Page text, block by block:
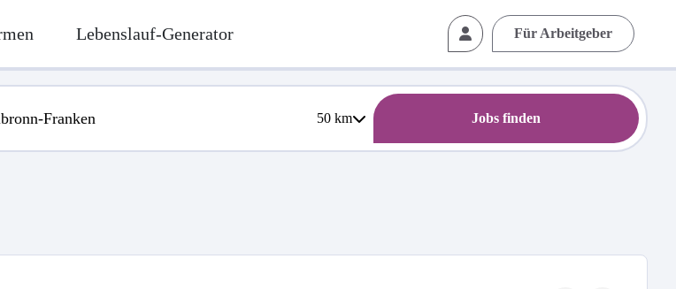
Lebenslauf-Generator Für Arbeitgeber
50km Jobs finden